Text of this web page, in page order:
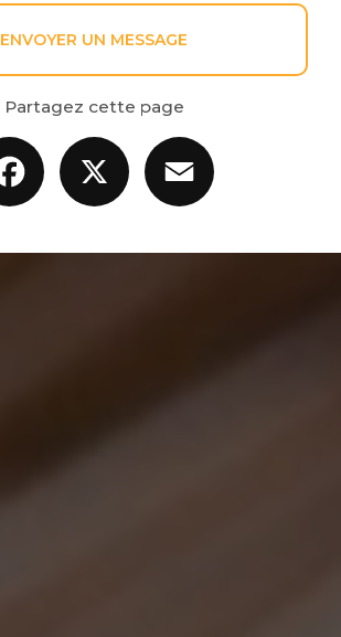
ENVOYER UN MESSAGE
Partagez cette page
Facebook